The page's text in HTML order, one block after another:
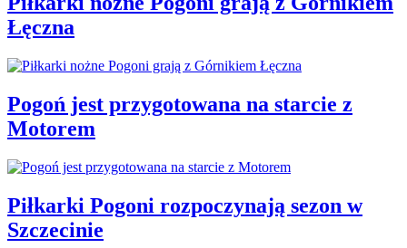
Łęczna
Pogoń jest przygotowana na starcie z
Motorem
Piłkarki Pogoni rozpoczynają sezon w
Szczecinie